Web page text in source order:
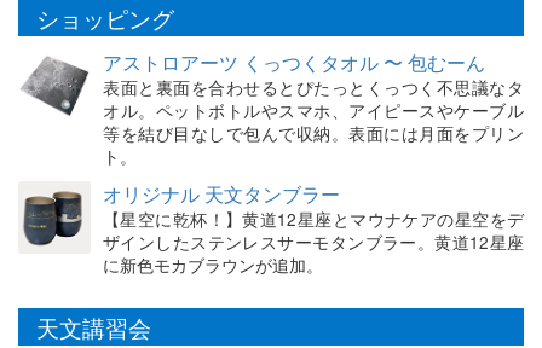
ショッピング
アストロアーツ くっつくタオル 〜 包むーん
表面と裏面を合わせるとぴたっとくっつく不思議なタ
オル。ペットボトルやスマホ、アイピースやケーブル
等を結び目なしで包んで収納。表面には月面をプリン
ト。
オリジナル 天文タンブラー
【星空に乾杯！】黄道12星座とマウナケアの星空をデ
ザインしたステンレスサーモタンブラー。黄道12星座
に新色モカブラウンが追加。
天文講習会